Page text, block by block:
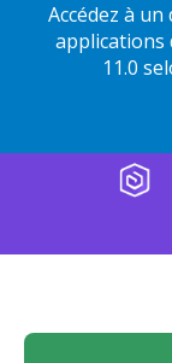
Accédez à
applications
11.0